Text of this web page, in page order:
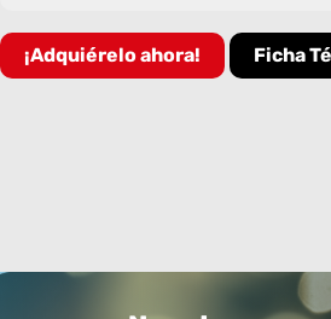
¡Adquiérelo ahora! Ficha